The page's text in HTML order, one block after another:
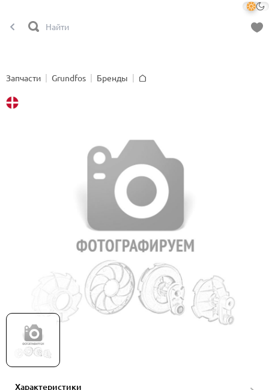
Запчасти Grundfos
Бренды
Grundfos Spare, SE Cable w.scr. C/D EX, D, 40m SS,
артикул 93533507
Характеристики